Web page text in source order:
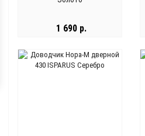
1 690 р.